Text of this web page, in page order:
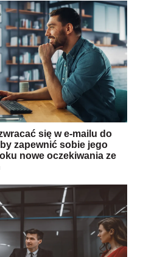
się w e-mailu do
zapewnić sobie jego
nowe oczekiwania ze